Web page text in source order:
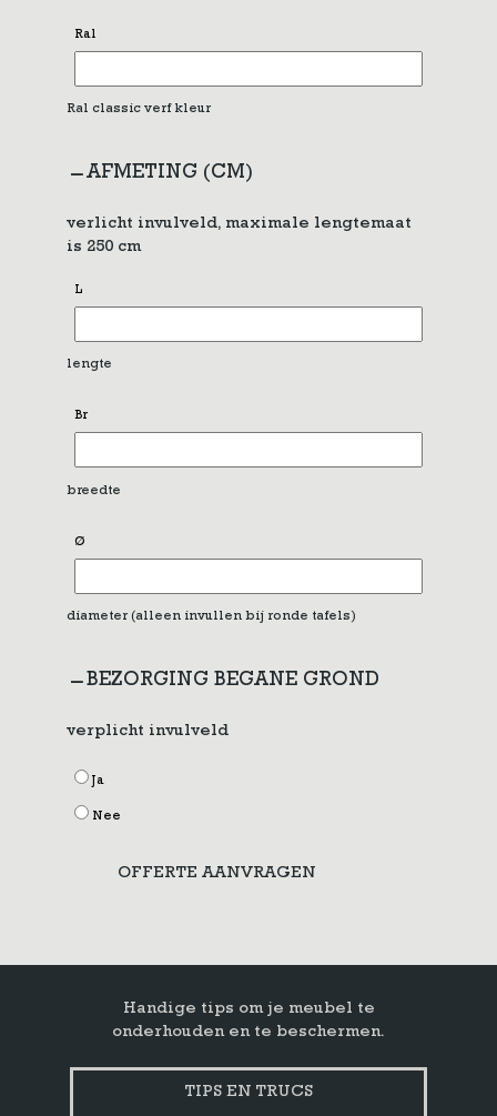
Ral
Ral classic verf kleur
AFMETING (CM)
verlicht invulveld, maximale lengtemaat
is 250 cm
L
lengte
Br
breedte
Ø
diameter (alleen invullen bij ronde tafels)
BEZORGING BEGANE GROND
verplicht invulveld
Ja
Nee
OFFERTE AANVRAGEN
Handige tips om je meubel te
onderhouden en te beschermen.
TIPS EN TRUCS